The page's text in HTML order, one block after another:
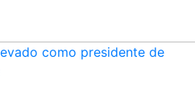
como presidente de